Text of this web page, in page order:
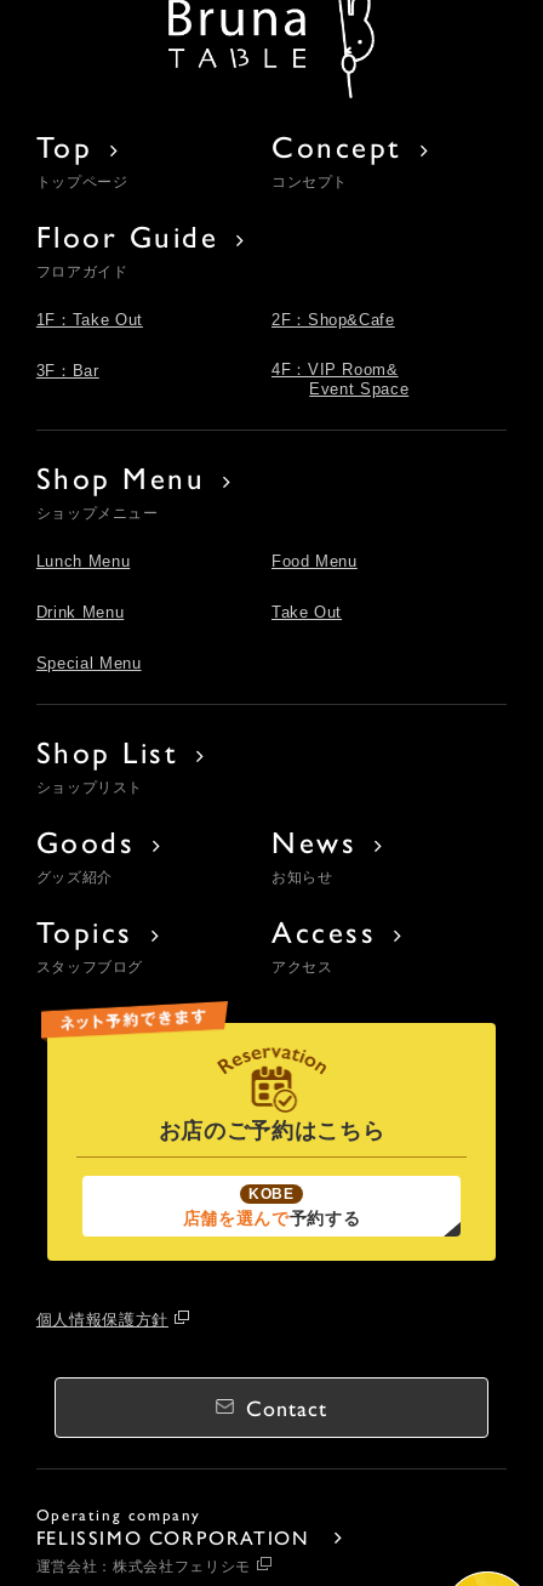
Top
トップページ
Concept
コンセプト
Floor Guide
フロアガイド
1F：Take Out 2F：Shop&Cafe
3F：Bar
4F：VIP Room&
Event Space
Shop Menu
ショップメニュー
Lunch Menu Food Menu
Drink Menu Take Out
Special Menu
Shop List
ショップリスト
Goods
グッズ紹介
News
お知らせ
Topics
スタッフブログ
Access
アクセス
お店のご予約はこちら
KOBE
店舗を選んで予約する
個人情報保護方針
Contact
Operating company
FELISSIMO CORPORATION
運営会社：株式会社フェリシモ